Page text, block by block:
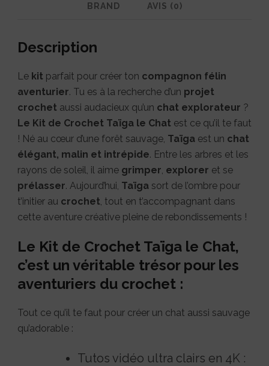
BRAND AVIS (0)
Description
Le kit parfait pour créer ton compagnon félin
aventurier. Tu es à la recherche d’un projet
crochet aussi audacieux qu’un chat explorateur ?
Le Kit de Crochet Taïga le Chat est ce qu’il te faut
! Né au cœur d’une forêt sauvage, Taïga est un chat
élégant, malin et intrépide. Entre les arbres et les
rayons de soleil, il aime grimper, explorer et se
prélasser. Aujourd’hui, Taïga sort de l’ombre pour
t’initier au crochet, tout en t’accompagnant dans
cette aventure créative pleine de rebondissements !
Le Kit de Crochet Taïga le Chat,
c’est un véritable trésor pour les
aventuriers du crochet :
Tout ce qu’il te faut pour créer un chat aussi sauvage
qu’adorable :
Tutos vidéo ultra clairs en 4K :